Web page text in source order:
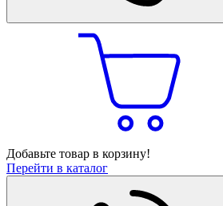
Добавьте товар в корзину!
Перейти в каталог